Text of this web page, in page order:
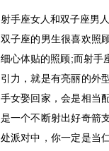
射手座女人和双子座男人
双子座的男生很喜欢照
细心体贴的照顾;而射手
引力，就是有亮丽的外
手女娶回家，会是相当
是一个不断射出好奇箭
处派对中，你一定是当